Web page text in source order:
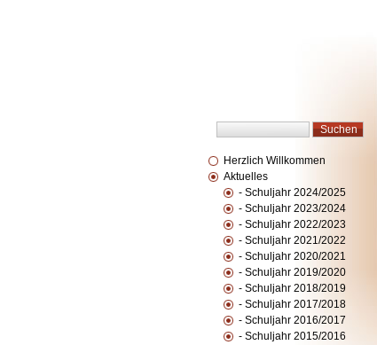
Herzlich Willkommen
Aktuelles
- Schuljahr 2024/2025
- Schuljahr 2023/2024
- Schuljahr 2022/2023
- Schuljahr 2021/2022
- Schuljahr 2020/2021
- Schuljahr 2019/2020
- Schuljahr 2018/2019
- Schuljahr 2017/2018
- Schuljahr 2016/2017
- Schuljahr 2015/2016